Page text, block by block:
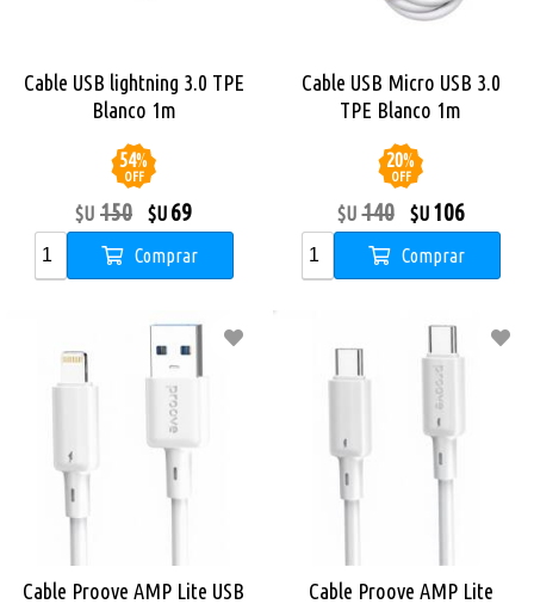
Cable USB lightning 3.0 TPE
Blanco 1m
54%
OFF
$U 150 $U 69
Comprar
Cable USB Micro USB 3.0
TPE Blanco 1m
20%
OFF
$U 140 $U 106
Comprar
Cable Proove AMP Lite USB
Cable Proove AMP Lite